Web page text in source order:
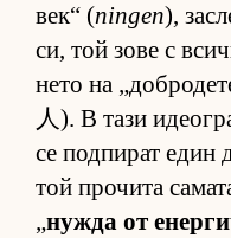
век“ (ningen),
си, той зове с
нето на
人). В тази
се под­пи­рат един
той про­чита
„нужда от